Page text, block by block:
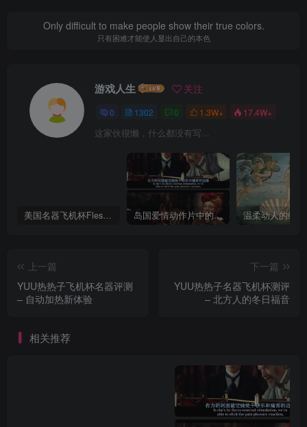
Only difficult to make people show their true colors.
只有困难才能使人显出自己的本色
游戏人生 关注
0 1302 0 1.3W+ 17.4W+
这家伙很懒，什么都没有写...
美国名器飞机杯Fleshlight 【Quickshot-Vantage 双头飞机杯】完全评测 岛国爱情动作片中的AV棒到底有多猛？成人用品震动棒的发展史！
上一篇
YUU热热子飞机杯名器评测
– 自动加热新体验
下一篇
YUU热热子名器飞机杯测评
– 北方人的冬日福音
相关推荐